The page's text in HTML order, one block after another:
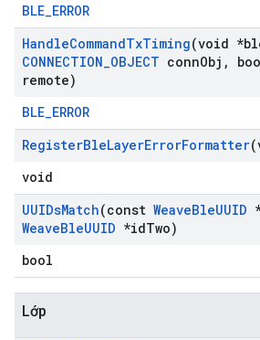
BLE_ERROR
HandleCommandTxTiming(void
CONNECTION_OBJECT connObj ,
remote)
BLE_ERROR
RegisterBleLayerErrorFormatter
void
UUIDsMatch(const WeaveBleUUID
WeaveBleUUID *idTwo)
bool
Lớp